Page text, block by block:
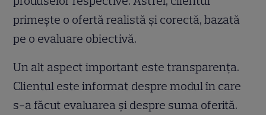
primește o ofertă realistă și corectă, bazată
pe o evaluare obiectivă.
Un alt aspect important este transparența.
Clientul este informat despre modul în care
s-a făcut evaluarea și despre suma oferită.